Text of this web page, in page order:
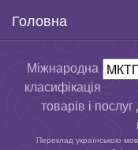
Головна
Міжнародна
класифікація
товарів і
Переклад українською